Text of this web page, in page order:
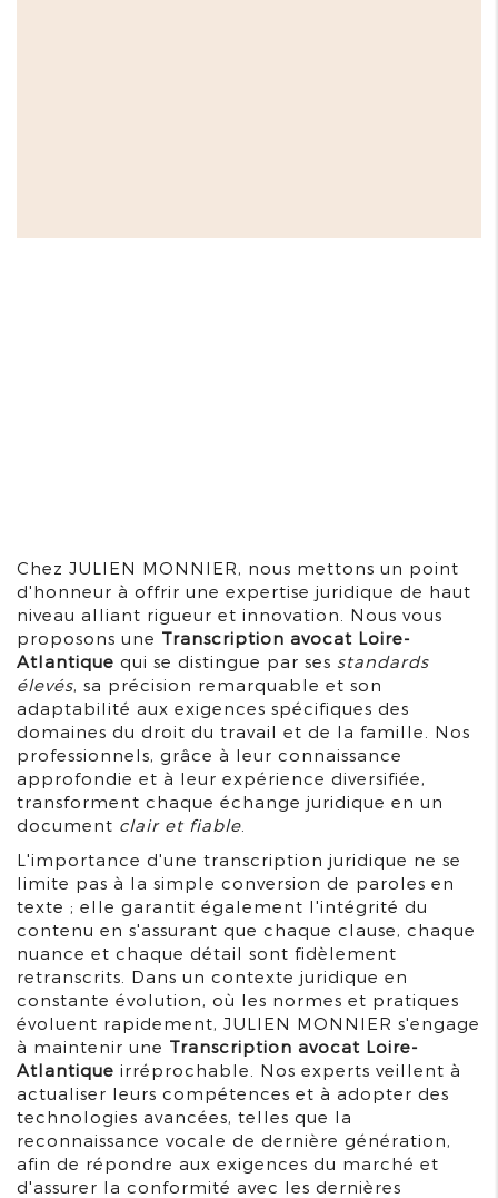
Chez JULIEN MONNIER, nous mettons un point
d'honneur à offrir une expertise juridique de haut
niveau alliant rigueur et innovation. Nous vous
proposons une Transcription avocat Loire-
Atlantique qui se distingue par ses standards
élevés, sa précision remarquable et son
adaptabilité aux exigences spécifiques des
domaines du droit du travail et de la famille. Nos
professionnels, grâce à leur connaissance
approfondie et à leur expérience diversifiée,
transforment chaque échange juridique en un
document clair et fiable
L'importance d'une transcription juridique ne se
limite pas à la simple conversion de paroles en
texte ; elle garantit également l'intégrité du
contenu en s'assurant que chaque clause, chaque
nuance et chaque détail sont fidèlement
retranscrits. Dans un contexte juridique en
constante évolution, où les normes et pratiques
évoluent rapidement, JULIEN MONNIER s'engage
à maintenir une Transcription avocat Loire-
Atlantique irréprochable. Nos experts veillent à
actualiser leurs compétences et à adopter des
technologies avancées, telles que la
reconnaissance vocale de dernière génération,
afin de répondre aux exigences du marché et
d'assurer la conformité avec les dernières